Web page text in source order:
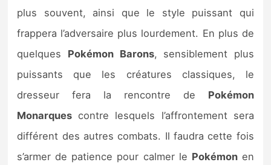
plus souvent, ainsi que le style puissant qui
frappera l’adversaire plus lourdement. En plus de
quelques Pokémon Barons, sensiblement plus
puissants que les créatures classiques, le
dresseur fera la rencontre de Pokémon
Monarques contre lesquels l’affrontement sera
différent des autres combats. Il faudra cette fois
s’armer de patience pour calmer le Pokémonen